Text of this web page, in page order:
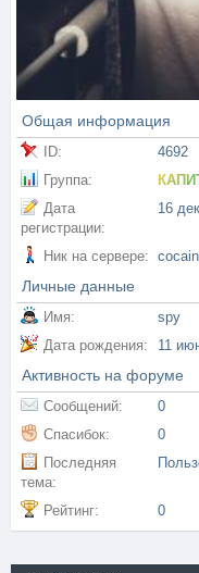
Общая информация
ID:
4692
Группа:
Дата
регистрации:
16
Ник на сервере:
Личные данные
Имя:
spy
Дата рождения:
11
Активность на форуме
Сообщений:
0
Спасибок:
0
Последняя
тема:
Рейтинг: 0